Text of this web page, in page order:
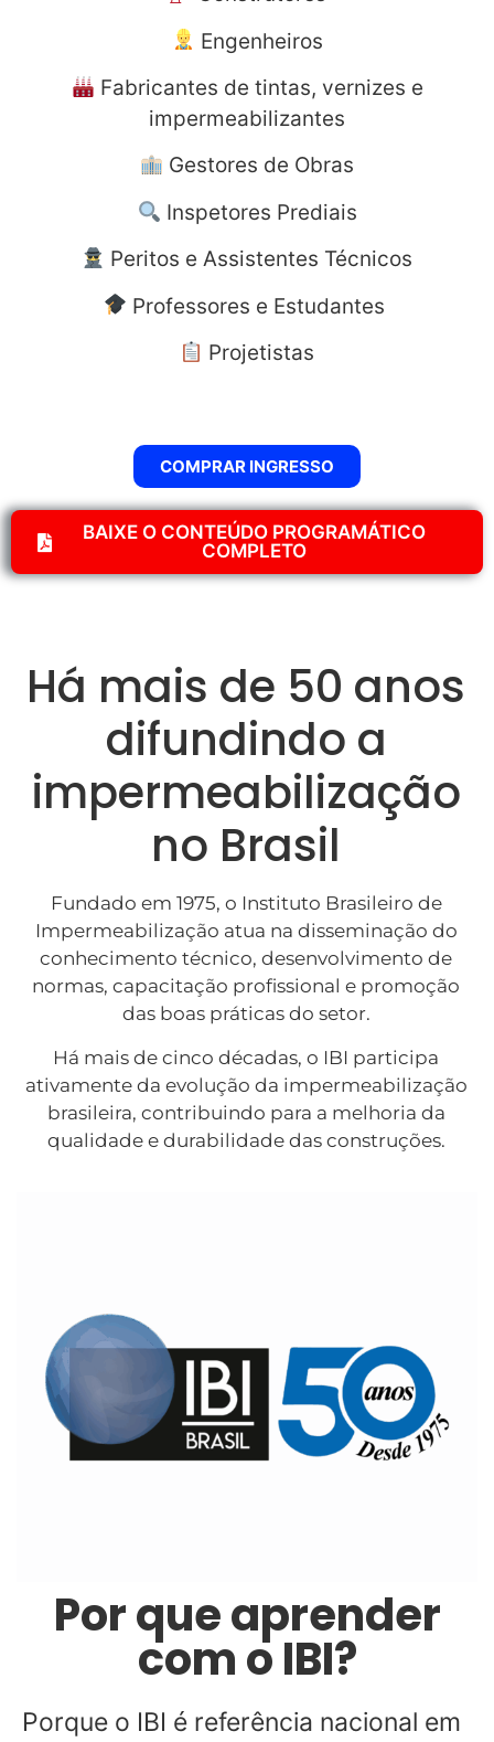
Engenheiros
Fabricantes de tintas, vernizes e
impermeabilizantes
Gestores de Obras
Inspetores Prediais
Peritos e Assistentes Técnicos
Professores e Estudantes
Projetistas
COMPRAR INGRESSO
BAIXE O CONTEÚDO PROGRAMÁTICO
COMPLETO
Há mais de 50 anos
difundindo a
impermeabilização
no Brasil
Fundado em 1975, o Instituto Brasileiro de
Impermeabilização atua na disseminação do
conhecimento técnico, desenvolvimento de
normas, capacitação profissional e promoção
das boas práticas do setor.
Há mais de cinco décadas, o IBI participa
ativamente da evolução da impermeabilização
brasileira, contribuindo para a melhoria da
qualidade e durabilidade das construções.
Por que aprender
com o IBI?
Porque o IBI é referência nacional em